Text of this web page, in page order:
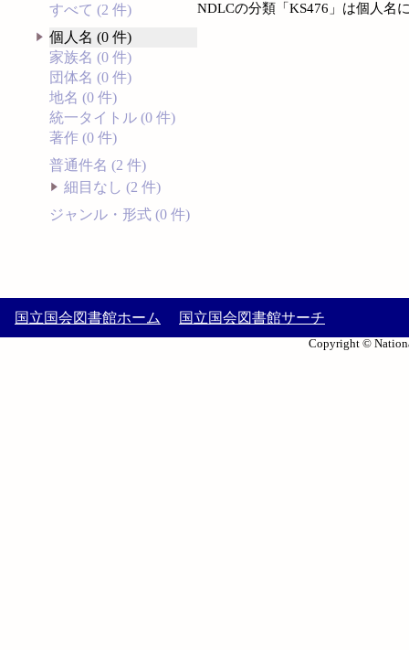
すべて (2 件)
個人名 (0 件)
家族名 (0 件)
団体名 (0 件)
地名 (0 件)
統一タイトル (0 件)
著作 (0 件)
普通件名 (2 件)
細目なし (2 件)
ジャンル・形式 (0 件)
NDLCの分類「KS476」は個人名
国立国会図書館ホーム 国立国会図書館サーチ
Copyright ©